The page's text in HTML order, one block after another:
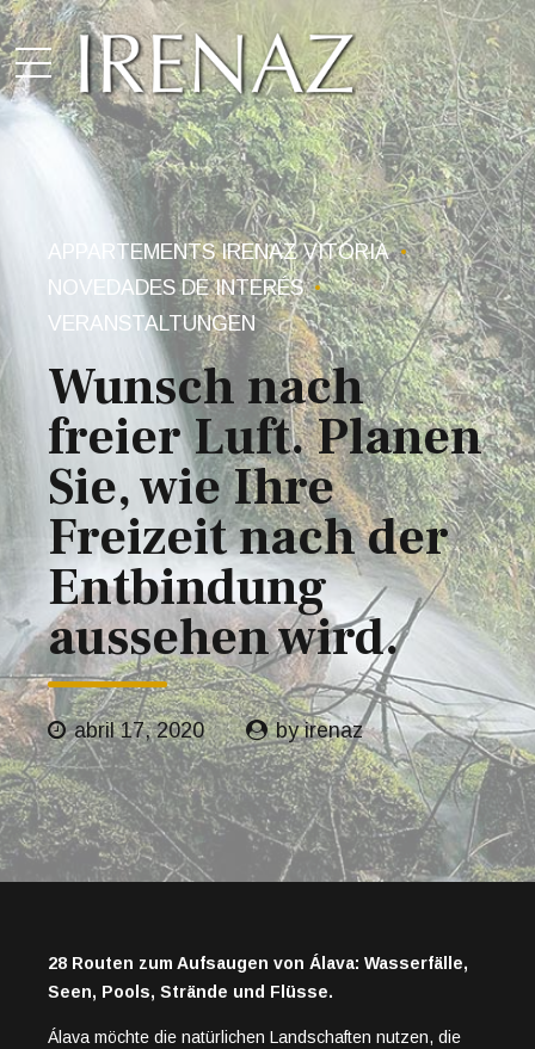
APPARTEMENTS IRENAZ VITORIA
NOVEDADES DE INTERÉS
VERANSTALTUNGEN
Wunsch nach
freier Luft. Planen
Sie, wie Ihre
Freizeit nach der
Entbindung
aussehen wird.
abril 17, 2020 by irenaz
28 Routen zum Aufsaugen von Álava: Wasserfälle,
Seen, Pools, Strände und Flüsse.
Álava möchte die natürlichen Landschaften nutzen, die